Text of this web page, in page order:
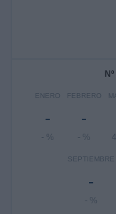
ENERO
-
- %
FEBRERO
-
- %
SEPTIEMBRE
-
- %